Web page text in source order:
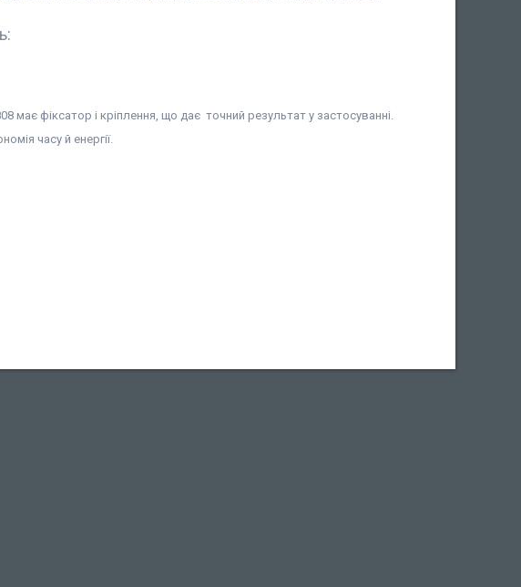
фіксатор і кріплення, що дає точний результат у застосуванні.
часу й енергії.